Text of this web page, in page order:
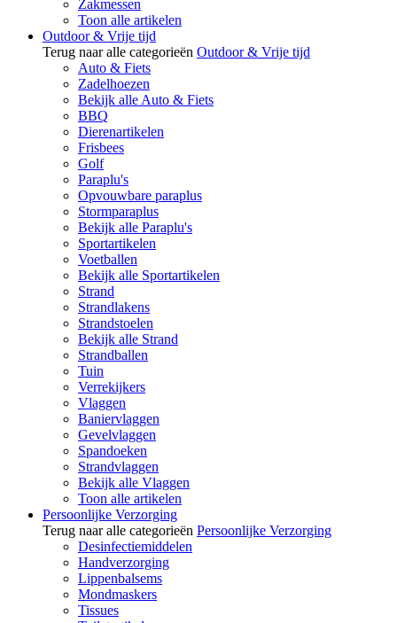
Zakmessen
Toon alle artikelen
Outdoor & Vrije tijd
Terug naar alle categorieën Outdoor & Vrije tijd
Auto & Fiets
Zadelhoezen
Bekijk alle Auto & Fiets
BBQ
Dierenartikelen
Frisbees
Golf
Paraplu's
Opvouwbare paraplus
Stormparaplus
Bekijk alle Paraplu's
Sportartikelen
Voetballen
Bekijk alle Sportartikelen
Strand
Strandlakens
Strandstoelen
Bekijk alle Strand
Strandballen
Tuin
Verrekijkers
Vlaggen
Baniervlaggen
Gevelvlaggen
Spandoeken
Strandvlaggen
Bekijk alle Vlaggen
Toon alle artikelen
Persoonlijke Verzorging
Terug naar alle categorieën Persoonlijke Verzorging
Desinfectiemiddelen
Handverzorging
Lippenbalsems
Mondmaskers
Tissues